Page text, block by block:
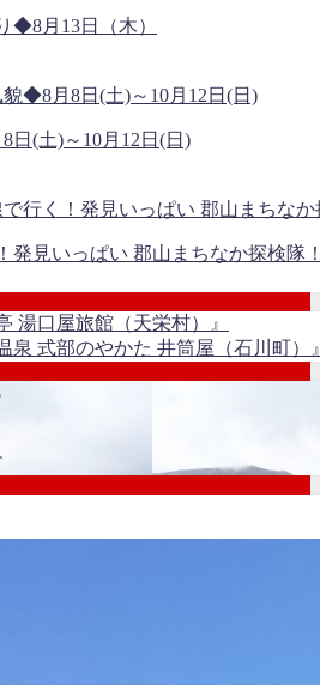
◆8月13日（木）
日(土)～10月12日(日)
発見いっぱい 郡山まちなか探検隊
湯口屋旅館（天栄村）』
泉 式部のやかた 井筒屋（石川町）